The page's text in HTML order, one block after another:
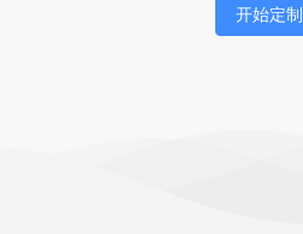
开始定制